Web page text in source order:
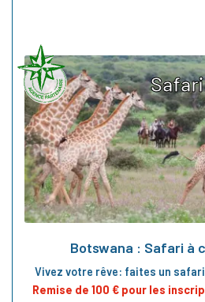
Safari
Botswana : Safari à
Vivez votre rêve: faites un
Remise de 100 € pour les